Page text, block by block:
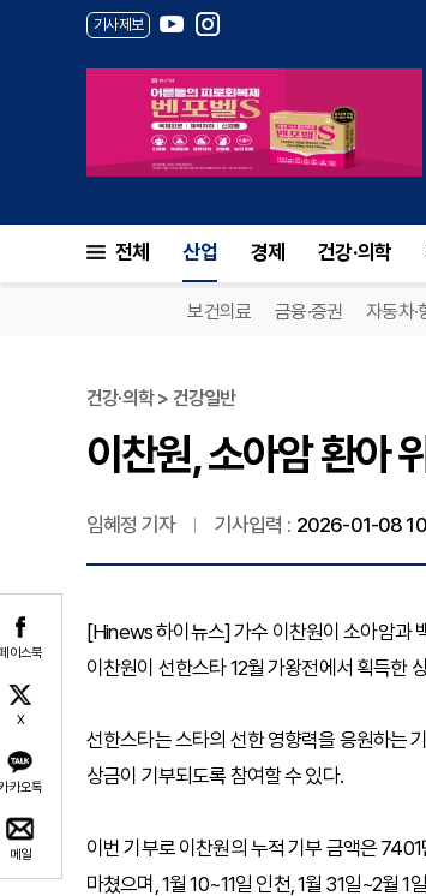
기사제보
전체 산업 경제 건강·의학
보건의료 금융·증권 자동차·
이스북
X
카오톡
메일
건강·의학 > 건강일반
이찬원, 소아암 환아
임혜정 기자 기사입력 : 2026-01-08
[Hinews 하이뉴스] 가수 이찬원이 소아암과
이찬원이 선한스타 12월 가왕전에서 획득한
선한스타는 스타의 선한 영향력을 응원하는
상금이 기부되도록 참여할 수 있다.
이번 기부로 이찬원의 누적 기부 금액은 7401
마쳤으며, 1월 10~11일 인천, 1월 31일~2월